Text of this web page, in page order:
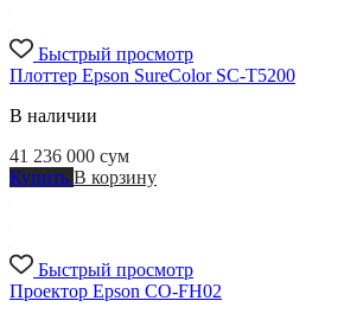
Быстрый просмотр
Плоттер Epson SureColor SC-T5200
В наличии
41 236 000 сум
Купить В корзину
Быстрый просмотр
Проектор Epson CO-FH02